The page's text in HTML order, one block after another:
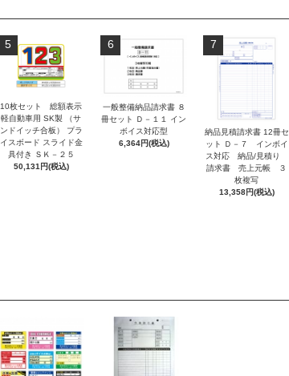
5
10枚セット 総額表示
軽自動車用 SK製 （サ
ンドイッチ合板） プラ
イスボード スライド金
具付き ＳＫ－２５
50,131円(税込)
6
一般整備納品請求書 ８
冊セット Ｄ－１１ イン
ボイス対応型
6,364円(税込)
7
納品見積請求書 12冊セ
ット Ｄ－７ インボイ
ス対応 納品/見積り
請求書 売上元帳 ３
枚複写
13,358円(税込)